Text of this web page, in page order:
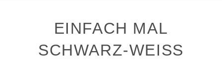
EINFACH MAL
SCHWARZ-WEISS